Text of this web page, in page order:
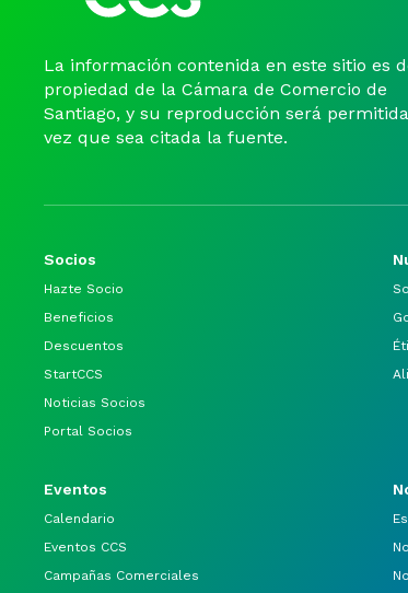
La información contenida en este sitio es
propiedad de la Cámara de Comercio de
Santiago, y su reproducción será
vez que sea citada la fuente.
Socios
Hazte Socio
Beneficios
Descuentos
StartCCS
Noticias Socios
Portal Socios
Eventos
Calendario
Eventos CCS
Campañas Comerciales